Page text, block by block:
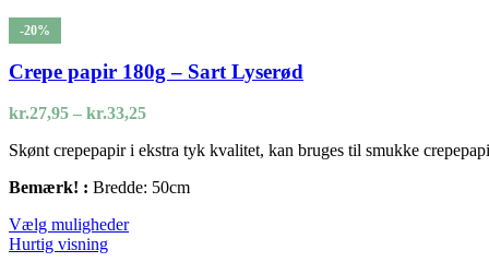
Mulighederne
kan
vælges
varesiden
-20%
Crepe papir 180g – Sart Lyserød
kr.27,95 – kr.33,25Prisinterval:
til
Skønt crepepapir i ekstra tyk kvalitet, kan bruges til smukke
Bemærk! : Bredde: 50cm
Vælg mulighederDette
Hurtig visning